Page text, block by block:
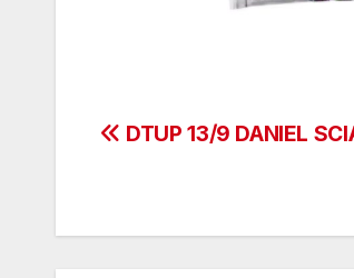
Navegación
entradas
DTUP 13/9 DANIEL